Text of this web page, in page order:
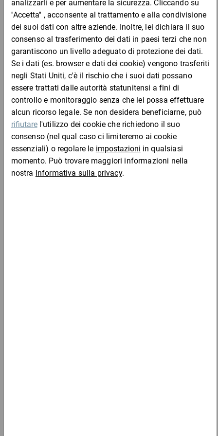
Materiale:
PET
193,81 €
Aggiungi al carrello
Completa l'ordine con: